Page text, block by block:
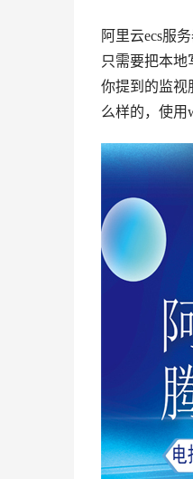
阿里云ecs服
只需要把本
你提到的监视
么样的，使用